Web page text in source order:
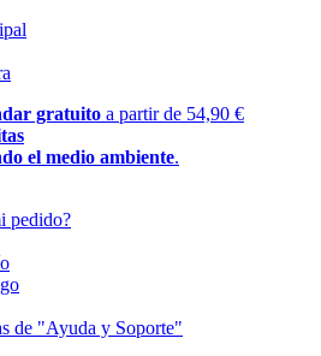
gratuito a partir de 54,90 €
el medio ambiente.
pedido?
de "Ayuda y Soporte"